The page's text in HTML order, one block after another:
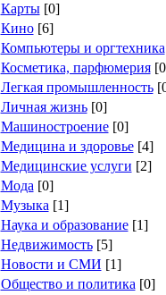
Карты[0]
Кино[6]
Компьютеры и оргтехника
Косметика, парфюмерия
Легкая промышленность
Личная жизнь[0]
Машиностроение[0]
Медицина и здоровье[4]
Медицинские услуги [2]
Мода [0]
Музыка [1]
Наука и образование[1]
Недвижимость[5]
Новости и СМИ [1]
Общество и политика [0]